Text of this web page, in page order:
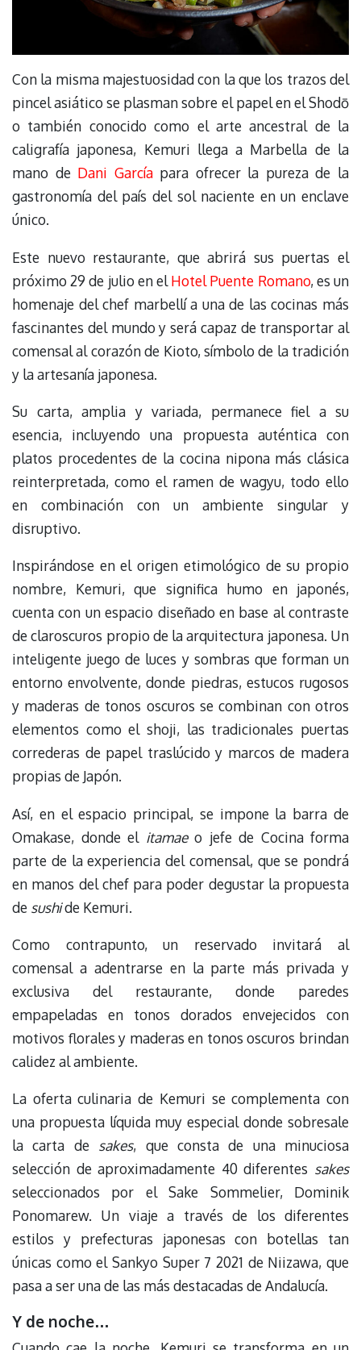
Con la misma majestuosidad con la que los trazos del
pincel asiático se plasman sobre el papel en el Shodō
o también conocido como el arte ancestral de la
caligrafía japonesa, Kemuri llega a Marbella de la
mano de Dani García para ofrecer la pureza de la
gastronomía del país del sol naciente en un enclave
único.
Este nuevo restaurante, que abrirá sus puertas el
próximo 29 de julio en elHotel Puente Romano, es un
homenaje del chef marbellí a una de las cocinas más
fascinantes del mundo y será capaz de transportar al
comensal al corazón de Kioto, símbolo de la tradición
y la artesanía japonesa.
Su carta, amplia y variada, permanece fiel a su
esencia, incluyendo una propuesta auténtica con
platos procedentes de la cocina nipona más clásica
reinterpretada, como el ramen de wagyu, todo ello
en combinación con un ambiente singular y
disruptivo.
Inspirándose en el origen etimológico de su propio
nombre, Kemuri, que significa humo en japonés,
cuenta con un espacio diseñado en base al contraste
de claroscuros propio de la arquitectura japonesa. Un
inteligente juego de luces y sombras que forman un
entorno envolvente, donde piedras, estucos rugosos
y maderas de tonos oscuros se combinan con otros
elementos como el shoji, las tradicionales puertas
correderas de papel traslúcido y marcos de madera
propias de Japón.
Así, en el espacio principal, se impone la barra de
Omakase, donde el itamae o jefe de Cocina forma
parte de la experiencia del comensal, que se pondrá
en manos del chef para poder degustar la propuesta
de sushide Kemuri.
Como contrapunto, un reservado invitará al
comensal a adentrarse en la parte más privada y
exclusiva del restaurante, donde paredes
empapeladas en tonos dorados envejecidos con
motivos florales y maderas en tonos oscuros brindan
calidez al ambiente.
La oferta culinaria de Kemuri se complementa con
una propuesta líquida muy especial donde sobresale
la carta de sakes, que consta de una minuciosa
selección de aproximadamente 40 diferentes sakes
seleccionados por el Sake Sommelier, Dominik
Ponomarew. Un viaje a través de los diferentes
estilos y prefecturas japonesas con botellas tan
únicas como el Sankyo Super 7 2021 de Niizawa, que
pasa a ser una de las más destacadas de Andalucía.
Y de noche…